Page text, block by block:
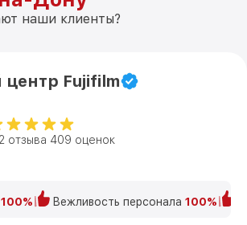
наши клиенты?
Fujifilm
отзыва 409 оценок
100% Вежливость персонала 100%